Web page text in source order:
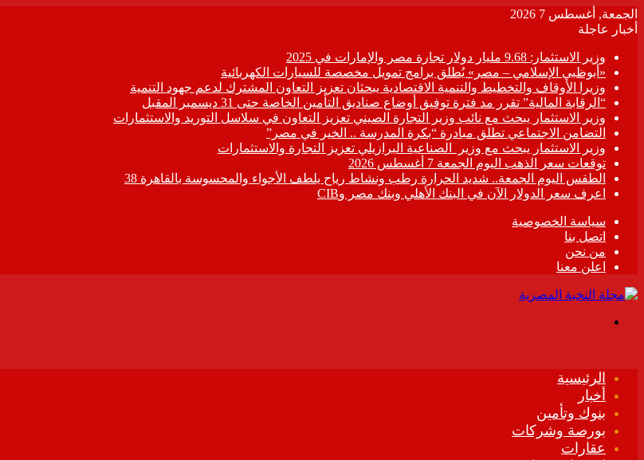
الجمعة, أغسطس 7 2026
أخبار عاجلة
وزير الاستثمار: 9.68 مليار دولار تجارة مصر والإمارات في 2025
«أبوظبي الإسلامي – مصر» يُطلق برامج تمويل مخصصة للسيارات الكهربائية
وزيرا الأوقاف والتخطيط والتنمية الاقتصادية يبحثان تعزيز التعاون المشترك لدعم جهود التنمية
“الرقابة المالية” تقرر مد فترة توفيق أوضاع صناديق التأمين الخاصة حتى 31 ديسمبر المقبل
وزير الاستثمار يبحث مع نائب وزير التجارة الصيني تعزيز التعاون في سلاسل التوريد والاستثمارات
التضامن الاجتماعي تطلق مبادرة “بكرة المدرسة .. الخير في مصر”
وزير الاستثمار يبحث مع وزير الصناعية البرازيلي تعزيز التجارة والاستثمارات
توقعات سعر الذهب اليوم الجمعة 7 أغسطس 2026
الطقس اليوم الجمعة.. شديد الحرارة رطب ونشاط رياح يلطف الأجواء والمحسوسة بالقاهرة 38
اعرف سعر الدولار الآن في البنك الأهلي وبنك مصر وCIB
سياسة الخصوصية
اتصل بنا
من نحن
اعلن معنا
الرئيسية
أخبار
بنوك وتأمين
بورصة وشركات
عقارات